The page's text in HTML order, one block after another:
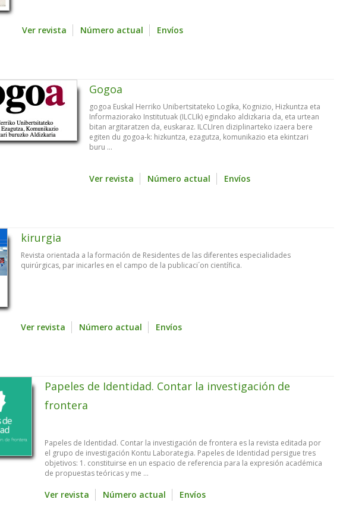
Ver revista Número actual Envíos
Gogoa
gogoa Euskal Herriko Unibertsitateko Logika, Kognizio, Hizkuntza eta
Informaziorako Institutuak (ILCLIk) egindako aldizkaria da, eta urtean
bitan argitaratzen da, euskaraz. ILCLIren diziplinarteko izaera bere
egiten du gogoa-k: hizkuntza, ezagutza, komunikazio eta ekintzari
buru ...
Ver revista Número actual Envíos
kirurgia
Revista orientada a la formación de Residentes de las diferentes especialidades
quirúrgicas, par inicarles en el campo de la publicaci´on científica.
Ver revista Número actual Envíos
Papeles de Identidad. Contar la investigación de
frontera
Papeles de Identidad. Contar la investigación de frontera es la revista editada por
el grupo de investigación Kontu Laborategia. Papeles de Identidad persigue tres
objetivos: 1. constituirse en un espacio de referencia para la expresión académica
de propuestas teóricas y me ...
Ver revista Número actual Envíos